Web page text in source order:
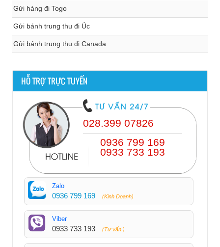
Gửi hàng đi Togo
Gửi bánh trung thu đi Úc
Gửi bánh trung thu đi Canada
HỖ TRỢ TRỰC TUYẾN
028.399 07826
0936 799 169
0933 733 193
Zalo
0936 799 169 (Kinh Doanh)
Viber
0933 733 193 (Tư vấn )